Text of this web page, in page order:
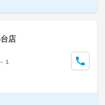
店
１